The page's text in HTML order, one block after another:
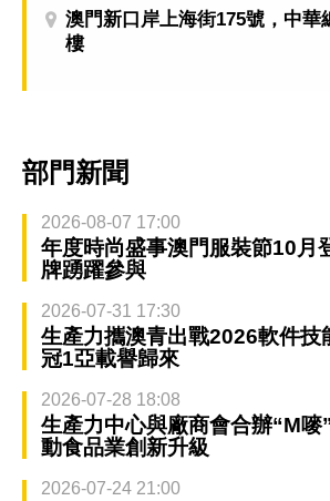
澳門新口岸上海街175號，中華
樓
部門新聞
2026-08-07 17:00
年度時尚盛事澳門服裝節10月
牌踴躍參與
2026-07-31 17:30
生產力攜澳青出戰2026軟件技
冠1亞載譽歸來
2026-07-28 18:08
生產力中心與廠商會合辦“M嘜
動食品業創新升級
2026-07-24 21:00